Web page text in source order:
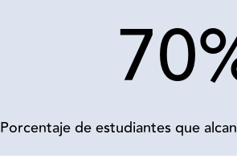
Porcentaje de estudiantes que